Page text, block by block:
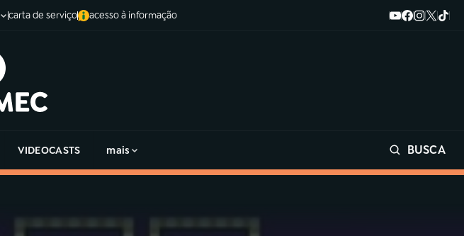
carta de serviço acesso à informação
VIDEOCASTS mais BUSCA